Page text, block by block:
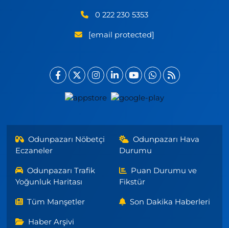
0 222 230 5353
[email protected]
Odunpazarı Nöbetçi
Eczaneler
Odunpazarı Hava
Durumu
Odunpazarı Trafik
Yoğunluk Haritası
Puan Durumu ve
Fikstür
Tüm Manşetler Son Dakika Haberleri
Haber Arşivi